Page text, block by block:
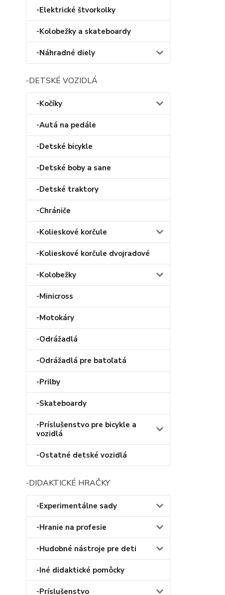
-Elektrické štvorkolky
-Kolobežky a skateboardy
-Náhradné diely
-DETSKÉ VOZIDLÁ
-Kočíky
-Autá na pedále
-Detské bicykle
-Detské boby a sane
-Detské traktory
-Chrániče
-Kolieskové korčule
-Kolieskové korčule dvojradové
-Kolobežky
-Minicross
-Motokáry
-Odrážadlá
-Odrážadlá pre batoľatá
-Prilby
-Skateboardy
-Príslušenstvo pre bicykle a
vozidlá
-Ostatné detské vozidlá
-DIDAKTICKÉ HRAČKY
-Experimentálne sady
-Hranie na profesie
-Hudobné nástroje pre deti
-Iné didaktické pomôcky
-Príslušenstvo